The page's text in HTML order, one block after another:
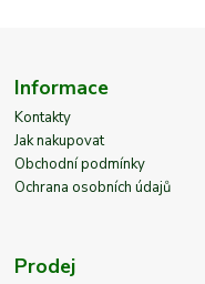
Informace
Kontakty
Jak nakupovat
Obchodní podmínky
Ochrana osobních údajů
Prodej